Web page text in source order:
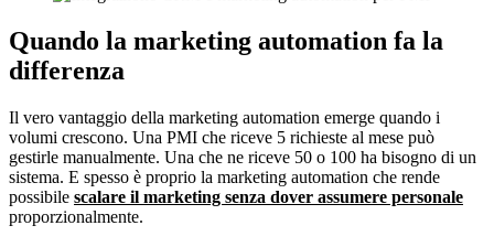
Quando la marketing automation fa la
differenza
Il vero vantaggio della marketing automation emerge quando i
volumi crescono. Una PMI che riceve 5 richieste al mese può
gestirle manualmente. Una che ne riceve 50 o 100 ha bisogno di un
sistema. E spesso è proprio la marketing automation che rende
possibile scalare il marketing senza dover assumere personale
proporzionalmente.